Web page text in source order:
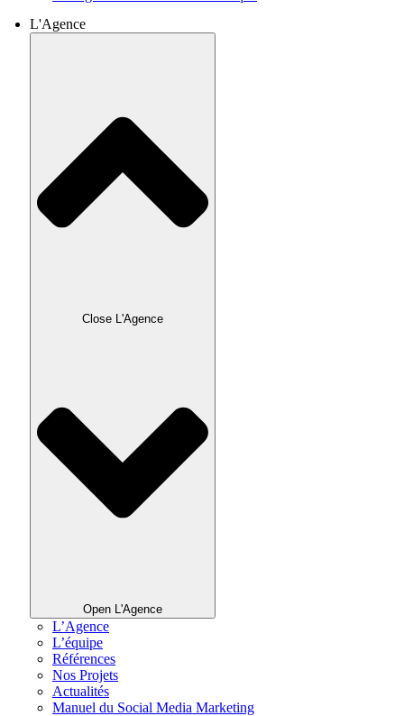
L'Agence
Close L'Agence
Open L'Agence
L’Agence
L’équipe
Références
Nos Projets
Actualités
Manuel du Social Media Marketing